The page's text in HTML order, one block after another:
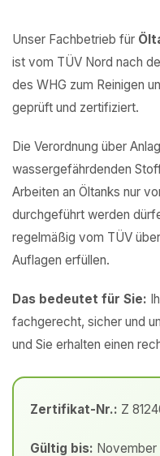
Unser Fachbetrieb für
ist vom TÜV Nord nach
des WHG zum Reinigen
geprüft und zertifiziert.
Die Verordnung über
wassergefährdenden
Arbeiten an Öltanks nur
durchgeführt werden
regelmäßig vom TÜV
Auflagen erfüllen.
Das bedeutet für Sie:
fachgerecht, sicher und
und Sie erhalten einen
Zertifikat-Nr.: Z
Gültig bis: November